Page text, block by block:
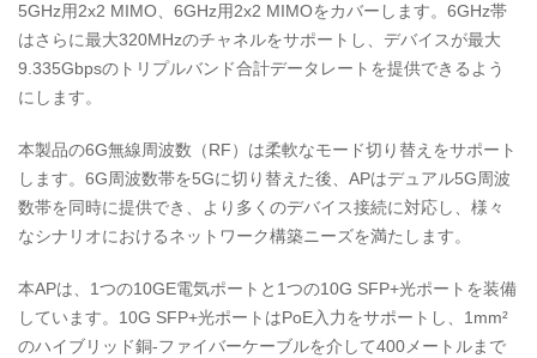
5GHz用2x2 MIMO、6GHz用2x2 MIMOをカバーします。6GHz帯
はさらに最大320MHzのチャネルをサポートし、デバイスが最大
9.335Gbpsのトリプルバンド合計データレートを提供できるよう
にします。
本製品の6G無線周波数（RF）は柔軟なモード切り替えをサポート
します。6G周波数帯を5Gに切り替えた後、APはデュアル5G周波
数帯を同時に提供でき、より多くのデバイス接続に対応し、様々
なシナリオにおけるネットワーク構築ニーズを満たします。
本APは、1つの10GE電気ポートと1つの10G SFP+光ポートを装備
しています。10G SFP+光ポートはPoE入力をサポートし、1mm²
のハイブリッド銅-ファイバーケーブルを介して400メートルまで